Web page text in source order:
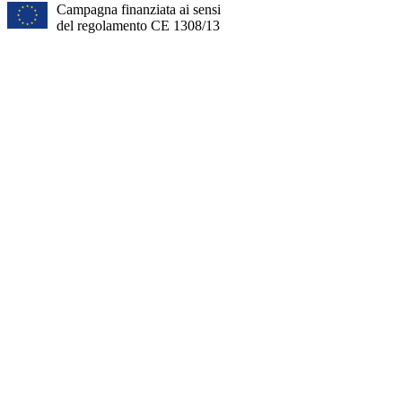
Campagna finanziata ai sensi
del regolamento CE 1308/13